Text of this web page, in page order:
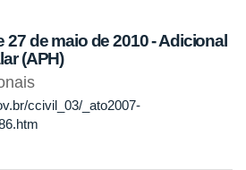
27 de maio de 2010 - Adicional
(APH)
ccivil_03/_ato2007-